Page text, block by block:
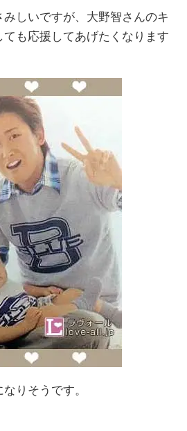
しいですが、大野智さんのキ
も応援してあげたくなります
りそうです。